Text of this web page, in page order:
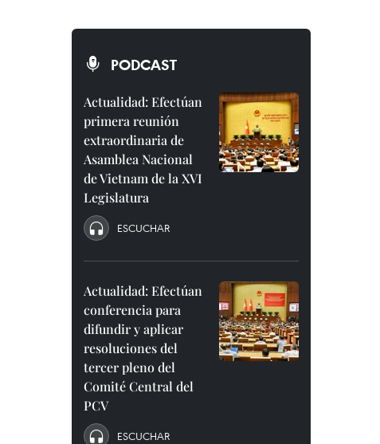
PODCAST
Actualidad: Efectúan
primera reunión
extraordinaria de
Asamblea Nacional
de Vietnam de la XVI
Legislatura
ESCUCHAR
Actualidad: Efectúan
conferencia para
difundir y aplicar
resoluciones del
tercer pleno del
Comité Central del
PCV
ESCUCHAR